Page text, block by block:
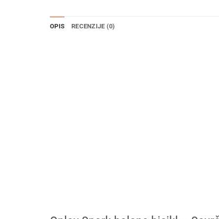
OPIS RECENZIJE (0)